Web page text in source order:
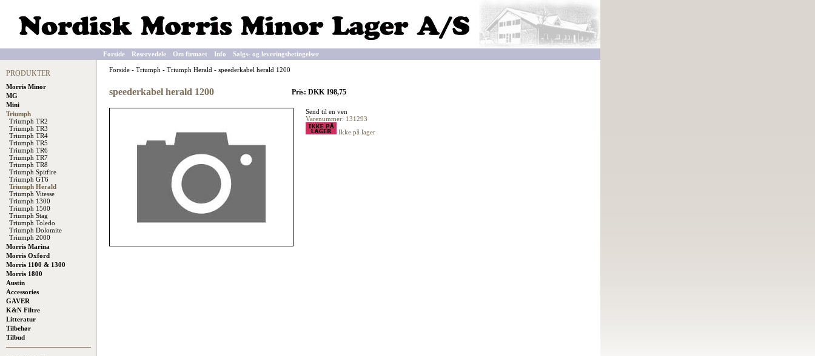
Forside Reservedele Om firmaet Info Salgs- og leveringsbetingelser
PRODUKTER
Morris Minor
MG
Mini
Triumph
Triumph TR2
Triumph TR3
Triumph TR4
Triumph TR5
Triumph TR6
Triumph TR7
Triumph TR8
Triumph Spitfire
Triumph GT6
Triumph Herald
Triumph Vitesse
Triumph 1300
Triumph 1500
Triumph Stag
Triumph Toledo
Triumph Dolomite
Triumph 2000
Morris Marina
Morris Oxford
Morris 1100 & 1300
Morris 1800
Austin
Accessories
GAVER
K&N Filtre
Litteratur
Tilbehør
Tilbud
Forside - Triumph - Triumph Herald - speederkabel herald 1200
speederkabel herald 1200 Pris: DKK 198,75
Send til en ven
Varenummer: 131293
Ikke på lager